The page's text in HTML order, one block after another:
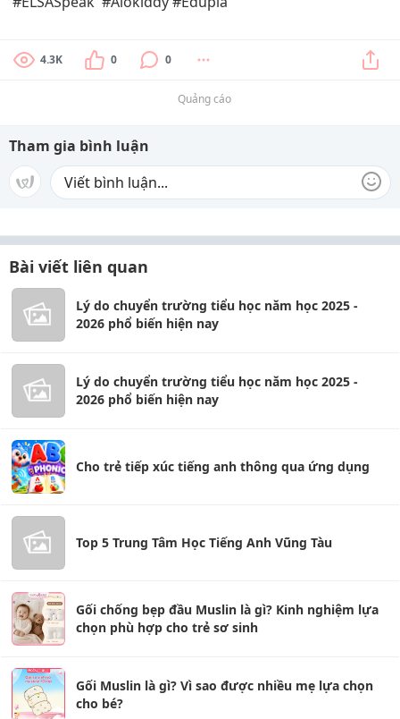
4.3K 0 0
Quảng cáo
Tham gia bình luận
Bài viết liên quan
Lý do chuyển trường tiểu học năm học 2025 -
2026 phổ biến hiện nay
Lý do chuyển trường tiểu học năm học 2025 -
2026 phổ biến hiện nay
Cho trẻ tiếp xúc tiếng anh thông qua ứng dụng
Top 5 Trung Tâm Học Tiếng Anh Vũng Tàu
Gối chống bẹp đầu Muslin là gì? Kinh nghiệm lựa
chọn phù hợp cho trẻ sơ sinh
Gối Muslin là gì? Vì sao được nhiều mẹ lựa chọn
cho bé?